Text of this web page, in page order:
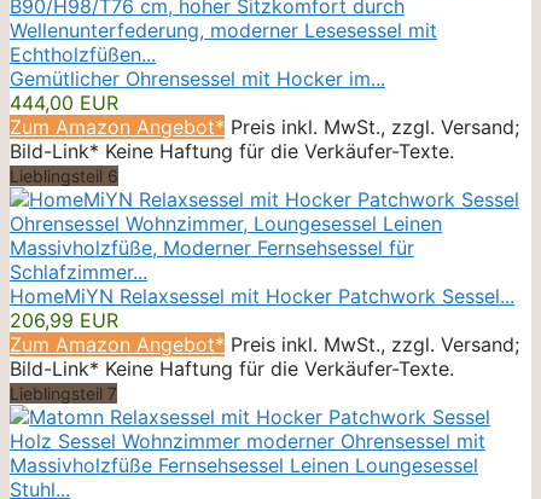
Gemütlicher Ohrensessel mit Hocker im...
444,00 EUR
Zum Amazon Angebot* Preis inkl. MwSt., zzgl. Versand;
Bild-Link* Keine Haftung für die Verkäufer-Texte.
Lieblingsteil 6
HomeMiYN Relaxsessel mit Hocker Patchwork Sessel...
206,99 EUR
Zum Amazon Angebot* Preis inkl. MwSt., zzgl. Versand;
Bild-Link* Keine Haftung für die Verkäufer-Texte.
Lieblingsteil 7